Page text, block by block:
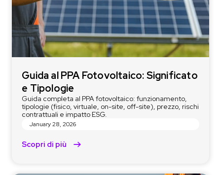
Guida al PPA Fotovoltaico: Significato
e Tipologie
Guida completa al PPA fotovoltaico: funzionamento,
tipologie (fisico, virtuale, on-site, off-site), prezzo, rischi
contrattuali e impatto ESG.
January 28, 2026
Scopri di più